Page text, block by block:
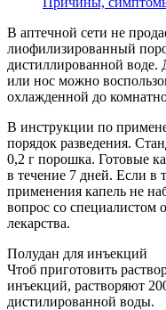
В аптечной сети не
лиофилизированный
дистиллированной воде.
или нос можно
охлажденной до
В инструкции по
порядок разведения.
0,2 г порошка. Готовые
в течение 7 дней. Если в
применения капель не
вопрос со
лекарства.
Полудан для инъекций
Чтоб приготовить
инъекций, растворяют
дистилированной воды.